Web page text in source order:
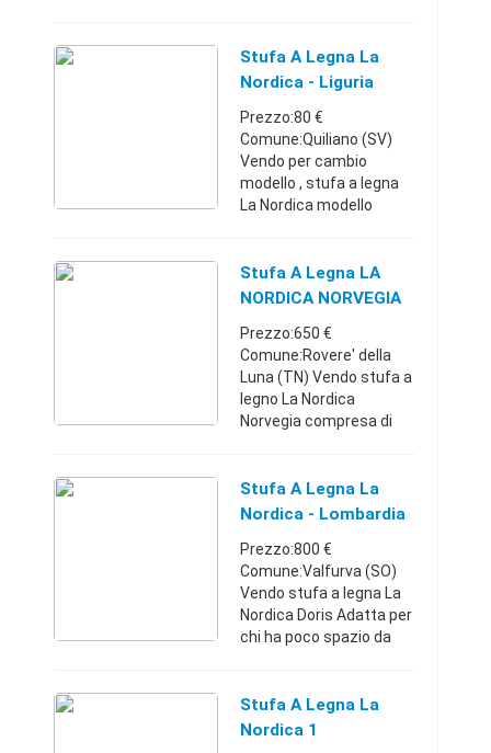
concordare perché ho
anche i tubi smaltati. No
...
Stufa A Legna La
Nordica - Liguria
Prezzo:80 €
Comune:Quiliano (SV)
Vendo per cambio
modello , stufa a legna
La Nordica modello
L378xP417xH817 mm,
focolare refrattario,
smal ...
Stufa A Legna LA
NORDICA NORVEGIA
Prezzo:650 €
Comune:Rovere' della
Luna (TN) Vendo stufa a
legno La Nordica
Norvegia compresa di
acciaio. Vendo a 650€
Trentino-Alto
Stufa A Legna La
Nordica - Lombardia
Prezzo:800 €
Comune:Valfurva (SO)
Vendo stufa a legna La
Nordica Doris Adatta per
chi ha poco spazio da
una sola stagione
(inverno 2016) Prezzo
Stufa A Legna La
Nordica 1